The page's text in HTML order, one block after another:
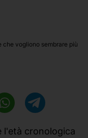
vogliono sembrare più
l'età cronologica